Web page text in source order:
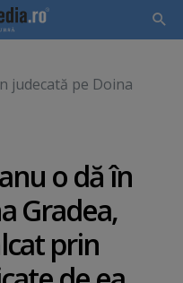
judecată pe Doina
o dă în
Gradea,
prin